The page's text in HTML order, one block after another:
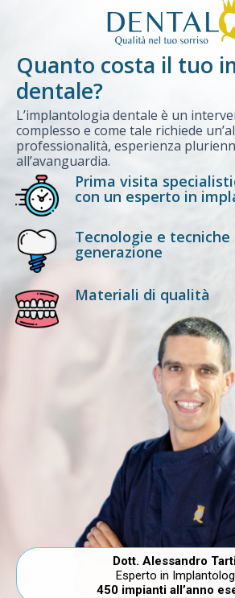
Quanto costa il tuo
dentale?
L’implantologia dentale è un
complesso e come tale richiede
professionalità, esperienza
all’avanguardia.
Prima visita
con un esperto in
Tecnologie e
generazione
Materiali di qualità
Dott. Alessandro
Esperto in
450 impianti all’anno